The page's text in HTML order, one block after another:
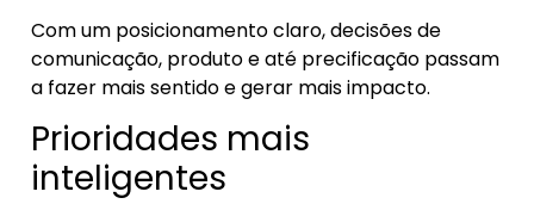
Com um posicionamento claro, decisões de
comunicação, produto e até precificação passam
a fazer mais sentido e gerar mais impacto.
Prioridades mais
inteligentes